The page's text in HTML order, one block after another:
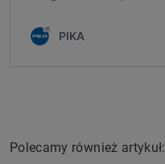
Polecamy również artykuł: